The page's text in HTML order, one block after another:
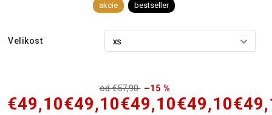
akcie bestseller
Velikost
od €57,90 –15 %
€49,10€49,10€49,10€49,10